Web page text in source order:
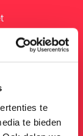
te
te bieden